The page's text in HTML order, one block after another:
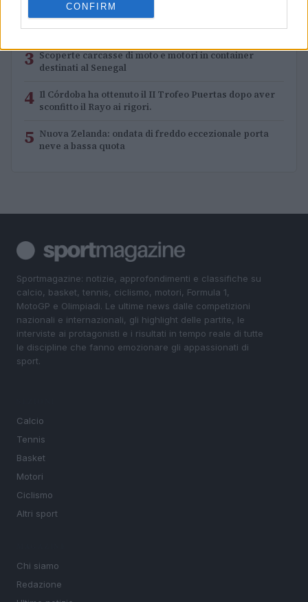
CONFIRM
2 Rilancio degli impianti sciistici in Val Vigezzo, Val
Formazza e Valle Antrona
3 Scoperte carcasse di moto e motori in container
destinati al Senegal
4 Il Córdoba ha ottenuto il II Trofeo Puertas dopo aver
sconfitto il Rayo ai rigori.
5 Nuova Zelanda: ondata di freddo eccezionale porta
neve a bassa quota
Sportmagazine: notizie, approfondimenti e classifiche su
calcio, basket, tennis, ciclismo, motori, Formula 1,
MotoGP e Olimpiadi. Le ultime news dalle competizioni
nazionali e internazionali, gli highlight delle partite, le
interviste ai protagonisti e i risultati in tempo reale di tutte
le discipline che fanno emozionare gli appassionati di
sport.
Calcio
Tennis
Basket
Motori
Ciclismo
Altri sport
Chi siamo
Redazione